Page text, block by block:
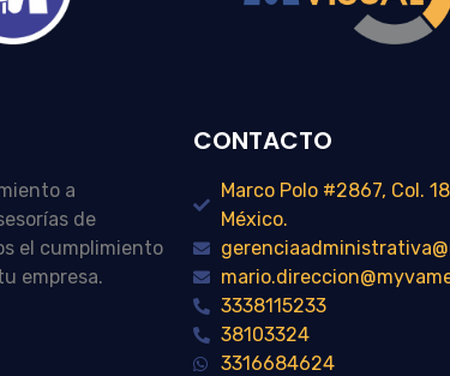
a
de
el cumplimiento
empresa.
CONTACTO
Marco Polo #2867, Col.
México.
3338115233
38103324
3316684624